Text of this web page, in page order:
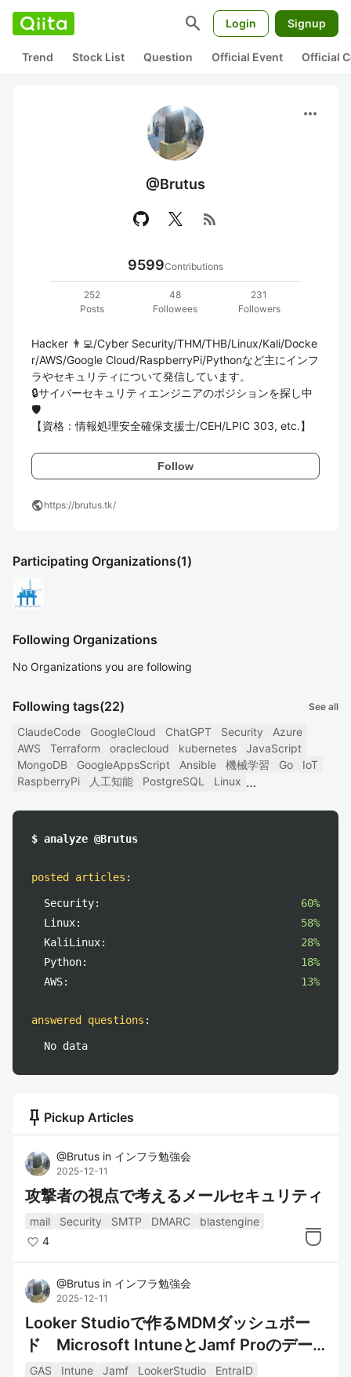
search Login Signup
Trend Stock List Question Official Event Official
more_horiz
@Brutus
rss_feed
9599Contributions
252
Posts
48
Followees
231
Followers
Hacker 👨‍💻/Cyber Security/THM/THB/Linux/Kali/Docke
r/AWS/Google Cloud/RaspberryPi/Pythonなど主にインフ
ラやセキュリティについて発信しています。
🔒サイバーセキュリティエンジニアのポジションを探し中
🛡️
【資格：情報処理安全確保支援士/CEH/LPIC 303, etc.】
Follow
publichttps://brutus.tk/
Participating Organizations(1)
Following Organizations
No Organizations you are following
Following tags(22) See all
ClaudeCode GoogleCloud ChatGPT Security
Azure
AWS
Terraform oraclecloud kubernetes
JavaScript
MongoDB
GoogleAppsScript Ansible 機械学習 Go
IoT
RaspberryPi
人工知能 PostgreSQL Linux
$ analyze @Brutus
posted articles :
Security:
60%
Linux:
58%
KaliLinux:
28%
Python:
18%
AWS:
13%
answered questions :
No data
push_pin Pickup Articles
@Brutus in インフラ勉強会
2025-12-11
攻撃者の視点で考えるメールセキュリティ
mail Security SMTP DMARC
blastengine
4
@Brutus in インフラ勉強会
2025-12-11
Looker Studioで作るMDMダッシュボー
ド Microsoft IntuneとJamf Proのデー
タをまとめて分析する方法
GAS Intune Jamf LookerStudio
EntraID